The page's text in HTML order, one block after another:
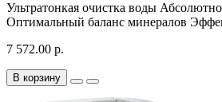
Ультратонкая очистка воды
Оптимальный баланс минералов
7 572.00 р.
В корзину